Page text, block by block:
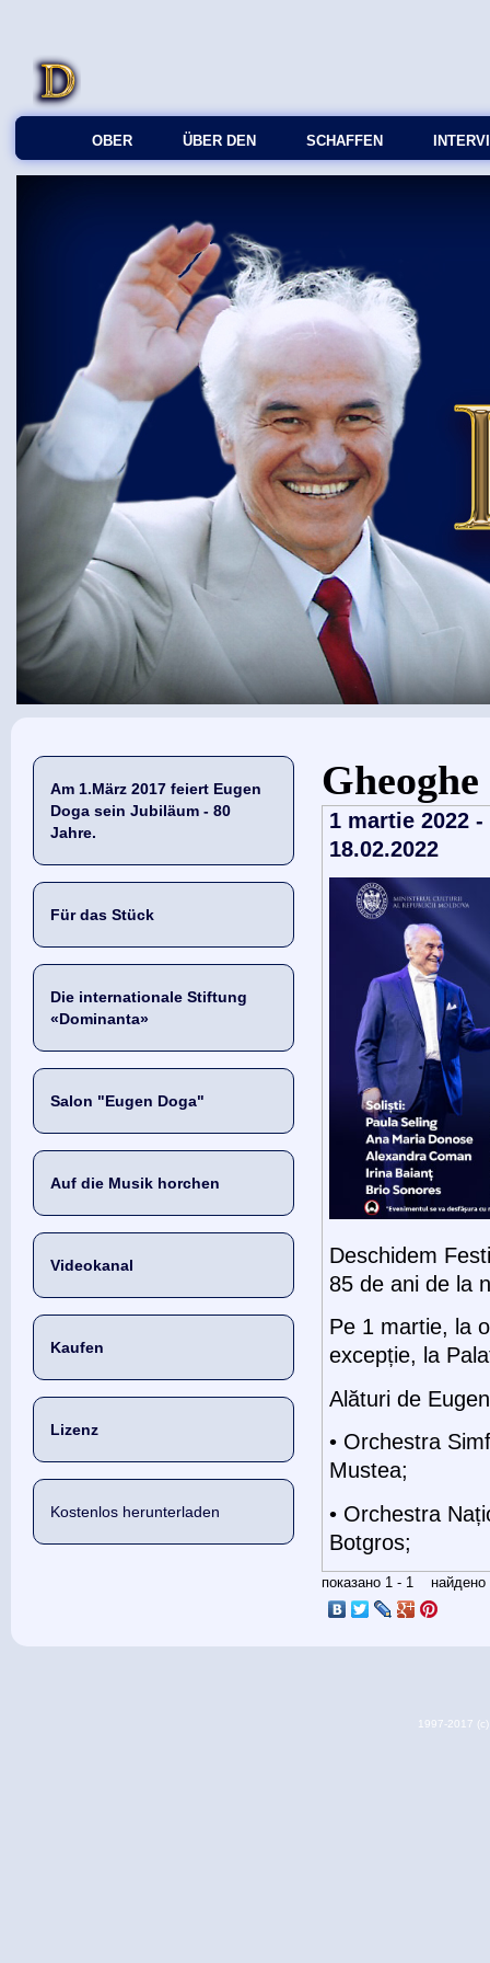
OBER ÜBER DEN SCHAFFEN
Am 1.März 2017 feiert Eugen
Doga sein Jubiläum - 80
Jahre.
Für das Stück
Die internationale Stiftung
«Dominanta»
Salon "Eugen Doga"
Auf die Musik horchen
Videokanal
Kaufen
Lizenz
Kostenlos herunterladen
Sie sind hier
1 martie 2022
18.02.2022
Deschidem
85 de ani de la
Pe 1 martie, la
excepție, la
Alături de
• Orchestra
Mustea;
• Orchestra
Botgros;
показано 1 - 1 найдено
1997-2017